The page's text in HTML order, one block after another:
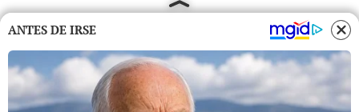
ANTES DE IRSE